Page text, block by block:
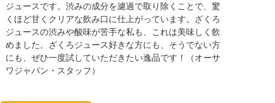
ジュースです。渋みの成分を濾過で取り除くことで、驚
くほど甘くクリアな飲み口に仕上がっています。ざくろ
ジュースの渋みや酸味が苦手な私も、これは美味しく飲
めました。ざくろジュース好きな方にも、そうでない方
にも、ぜひ一度試していただきたい逸品です！（オーサ
ワジャパン・スタッフ）